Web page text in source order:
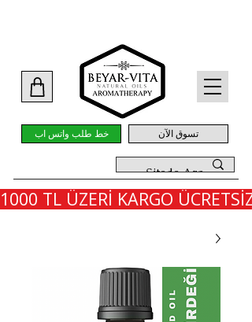
خط طلب واتس اب تسوق الآن
1000 TL ÜZERİ KARGO